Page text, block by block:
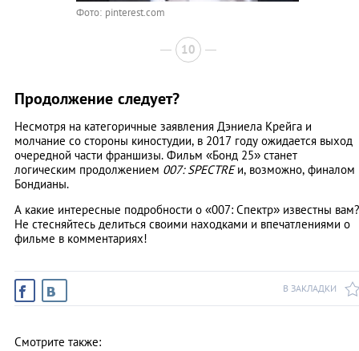
Фото: pinterest.com
10
Продолжение следует?
Несмотря на категоричные заявления Дэниела Крейга и
молчание со стороны киностудии, в 2017 году ожидается выход
очередной части франшизы. Фильм «Бонд 25» станет
логическим продолжением 007: SPECTREи, возможно, финалом
Бондианы.
А какие интересные подробности о «007: Спектр» известны вам?
Не стесняйтесь делиться своими находками и впечатлениями о
фильме в комментариях!
В ЗАКЛАДКИ
Смотрите также: